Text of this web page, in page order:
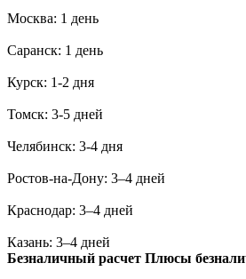
Москва: 1 день
Саранск: 1 день
Курск: 1-2 дня
Томск: 3-5 дней
Челябинск: 3-4 дня
Ростов-на-Дону: 3–4 дней
Краснодар: 3–4 дней
Казань: 3–4 дней
Безналичный расчет Плюсы